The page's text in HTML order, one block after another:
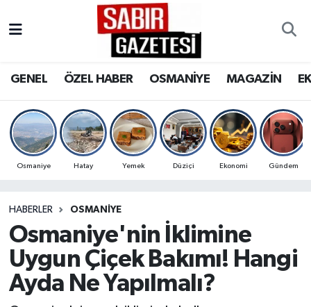
GENEL ÖZEL HABER OSMANİYE MAGAZİN
Osmaniye Hatay Yemek Düziçi Ekonomi Gündem
HABERLER OSMANIYE
Osmaniye'nin İklimine
Uygun Çiçek Bakımı! Hangi
Ayda Ne Yapılmalı?
OSMANİYE
MAGAZİN
SPOR
RESMİ İLANLAR
Osmaniye Nöbetçi Eczaneler
Osmaniye Trafik Yoğunluk Haritası
Süper Lig Puan Durumu ve Fikstür
Son Dakika Haberleri
Haber Arşivi